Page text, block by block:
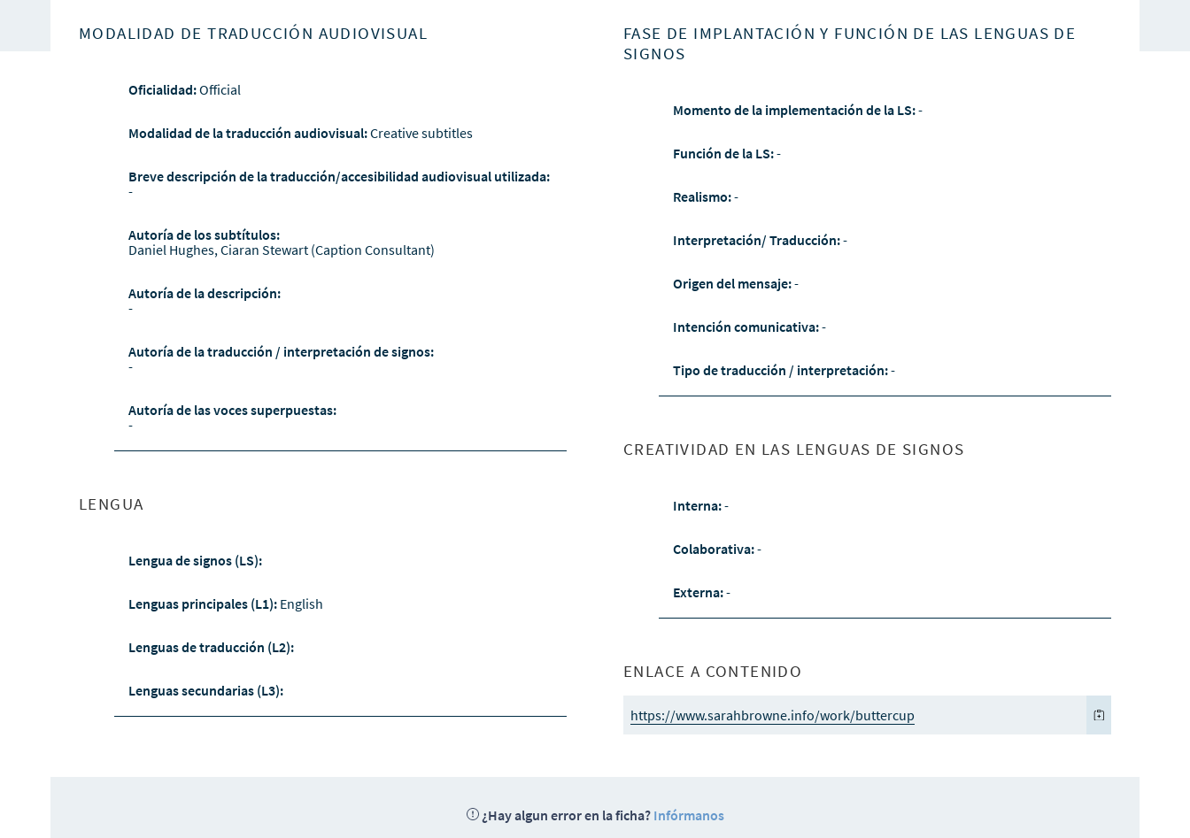
MODALIDAD DE TRADUCCIÓN AUDIOVISUAL
Oficialidad:Official
Modalidad de la traducción audiovisual:Creative subtitles
Breve descripción de la traducción/accesibilidad audiovisual utilizada:
-
Autoría de los subtítulos:
Daniel Hughes, Ciaran Stewart (Caption Consultant)
Autoría de la descripción:
-
Autoría de la traducción / interpretación de signos:
-
Autoría de las voces superpuestas:
-
LENGUA
Lengua de signos (LS):
Lenguas principales (L1): English
Lenguas de traducción (L2):
Lenguas secundarias (L3):
FASE DE IMPLANTACIÓN Y FUNCIÓN DE LAS LENGUAS DE
SIGNOS
Momento de la implementación de la LS:-
Función de la LS:-
Realismo:-
Interpretación/ Traducción:-
Origen del mensaje:-
Intención comunicativa:-
Tipo de traducción / interpretación:-
CREATIVIDAD EN LAS LENGUAS DE SIGNOS
Interna:-
Colaborativa:-
Externa:-
ENLACE A CONTENIDO
https://www.sarahbrowne.info/work/buttercup
¿Hay algun error en la ficha? Infórmanos